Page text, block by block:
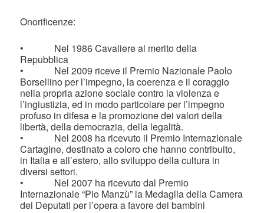
Onorificenze:
• Nel 1986 Cavaliere al merito della
Repubblica
• Nel 2009 riceve il Premio Nazionale Paolo
Borsellino per l’impegno, la coerenza e il coraggio
nella propria azione sociale contro la violenza e
l’ingiustizia, ed in modo particolare per l’impegno
profuso in difesa e la promozione dei valori della
libertà, della democrazia, della legalità.
• Nel 2008 ha ricevuto il Premio Internazionale
Cartagine, destinato a coloro che hanno contribuito,
in Italia e all’estero, allo sviluppo della cultura in
diversi settori.
• Nel 2007 ha ricevuto dal Premio
Internazionale “Pio Manzù” la Medaglia della Camera
dei Deputati per l’opera a favore dei bambini